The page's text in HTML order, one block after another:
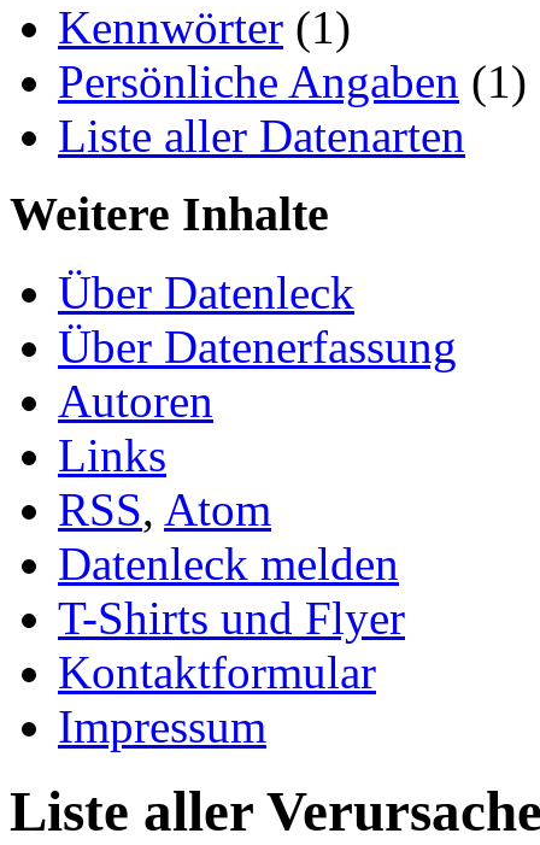
Kennwörter (1)
Persönliche Angaben (1)
Liste aller Datenarten
Weitere Inhalte
Über Datenleck
Über Datenerfassung
Autoren
Links
RSS, Atom
Datenleck melden
T-Shirts und Flyer
Kontaktformular
Impressum
Liste aller